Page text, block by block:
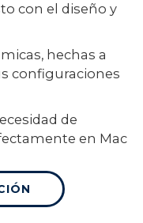
con el diseño y
hechas a
configuraciones
de
en Mac